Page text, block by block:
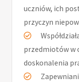
uczniów, ich
przyczyn
przedmiotów w
doskonalenia